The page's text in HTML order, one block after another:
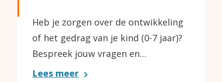
Heb je zorgen over de ontwikkeling
of het gedrag van je kind (0-7 jaar)?
Bespreek jouw vragen en…
Lees meer